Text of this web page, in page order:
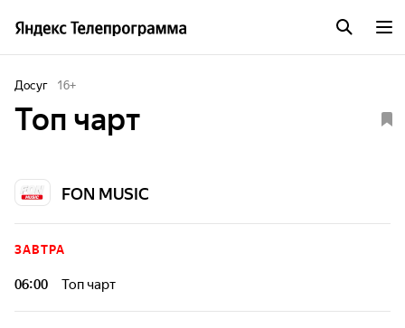
Досуг 16+
Топ чарт
FON MUSIC
ЗАВТРА
06:00 Топ чарт